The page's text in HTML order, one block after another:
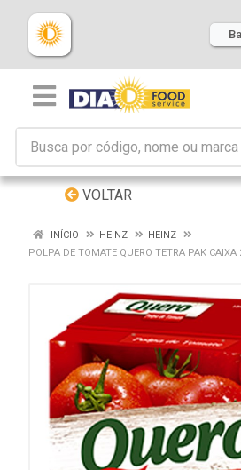
VOLTAR
INÍCIO HEINZ
HEINZ
POLPA DE TOMATE QUERO TETRA PAK CAIXA